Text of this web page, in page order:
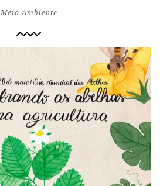
Meio Ambiente